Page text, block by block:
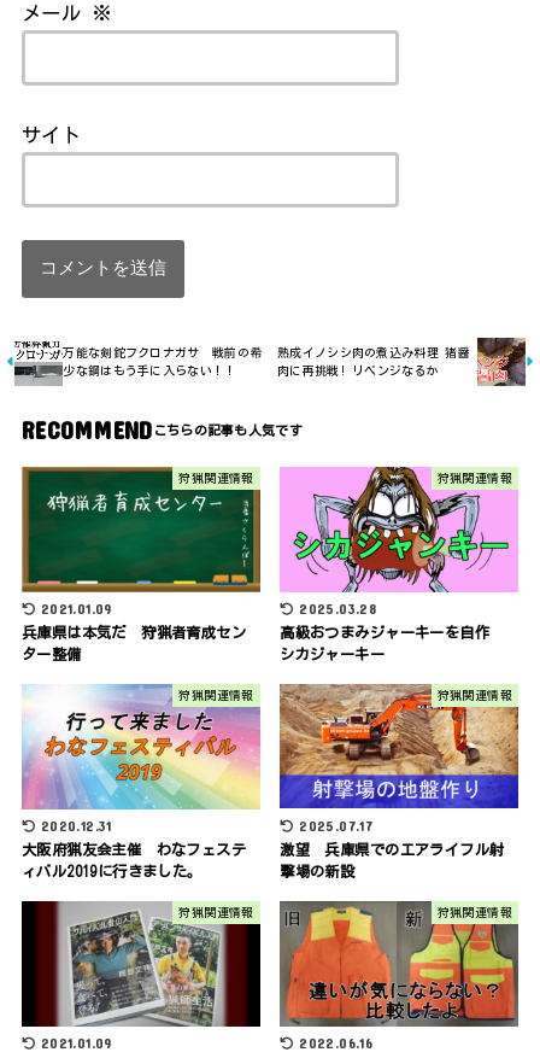
メール ※
サイト
万能な剣鉈フクロナガサ 戦前の希
少な鋼はもう手に入らない！！
熟成イノシシ肉の煮込み料理 猪醤
肉に再挑戦! リベンジなるか
RECOMMEND
狩猟関連情報
2021.01.09
兵庫県は本気だ 狩猟者育成セン
ター整備
狩猟関連情報
2025.03.28
高級おつまみジャーキーを自作
シカジャーキー
狩猟関連情報
2020.12.31
大阪府猟友会主催 わなフェステ
ィバル2019に行きました。
狩猟関連情報
2025.07.17
激望 兵庫県でのエアライフル射
撃場の新設
狩猟関連情報
2021.01.09
狩猟関連情報
2022.06.16